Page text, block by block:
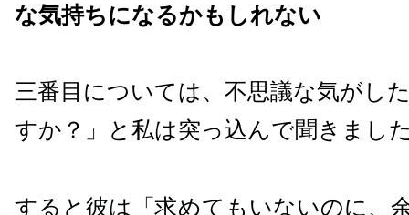
な気持ちになるかもしれない
三番目については、不思議な気がし
すか？」と私は突っ込んで聞きまし
すると彼は「求めてもいないのに、